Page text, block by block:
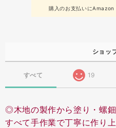
購入のお支払いに
ショッ
すべて 19
◎木地の製作から塗り・螺
すべて手作業で丁寧に作り